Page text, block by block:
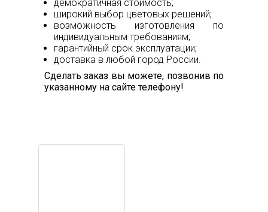
демократичная стоимость;
широкий выбор цветовых решений;
возможность изготовления по
индивидуальным требованиям;
гарантийный срок эксплуатации;
доставка в любой город России.
Сделать заказ вы можете, позвонив по
указанному на сайте телефону!